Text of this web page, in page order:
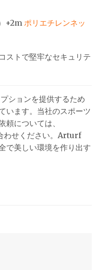
+2m ポリエチレンネッ
ストで堅牢なセキュリテ
ションを提供するため
います。当社のスポーツ
頼については、
せください。Arturf
で美しい環境を作り出す